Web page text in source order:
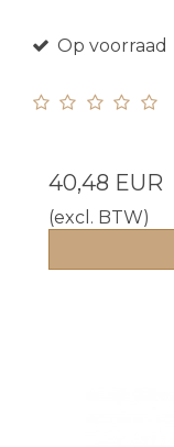
Op voorraad
40,48 EUR
(excl. BTW)